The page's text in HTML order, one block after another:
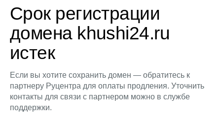
Срок регистрации
домена khushi24.ru
истек
Если вы хотите сохранить домен — обратитесь к
партнеру Руцентра для оплаты продления. Уточнить
контакты для связи с партнером можно в службе
поддержки.